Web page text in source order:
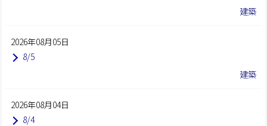
建築
2026年08月05日
8/5
建築
2026年08月04日
8/4